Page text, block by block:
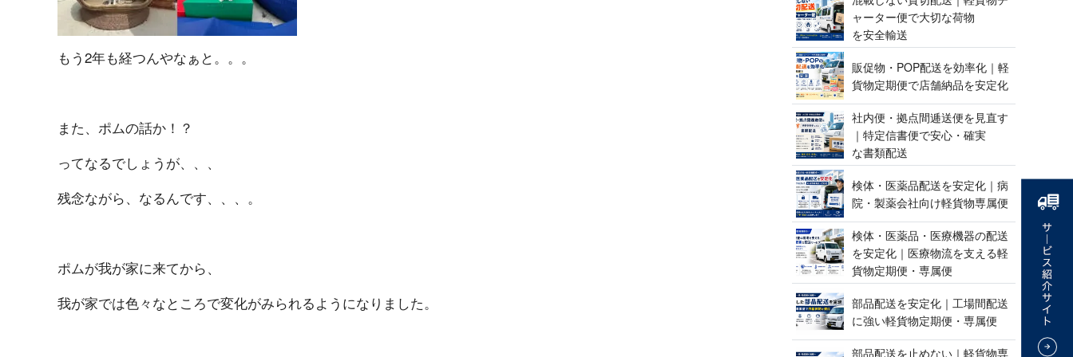
もう2年も経つんやなぁと。。。
また、ポムの話か！？
ってなるでしょうが、、、
残念ながら、なるんです、、、。
ポムが我が家に来てから、
我が家では色々なところで変化がみられるようになりました。
ャーター便で大切な荷物
を 安 全 輸 送
販促物・POP配送を効率化｜軽
貨物定期便で店舗納品 を 安 定 化
社内便・拠点間逓送便を見直す
｜特定信書便で安心・確実
な 書 類 配 送
検体・医薬品配送を安定化｜病
院・製薬会社向け軽貨 物 専 属 便
検体・医薬品・医療機器の配送
を安定化｜医療物流を支える軽
貨物定期便 ・ 専 属 便
部品配送を安定化｜工場間配送
に強い軽貨物定期便 ・ 専 属 便
部品配送を止めない｜軽貨物専